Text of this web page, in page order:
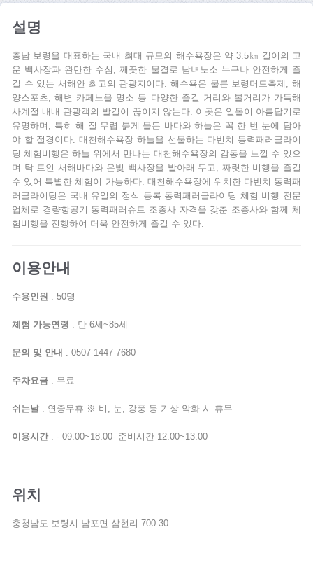
설명
충남 보령을 대표하는 국내 최대 규모의 해수욕장은 약 3.5㎞ 길이의 고
운 백사장과 완만한 수심, 깨끗한 물결로 남녀노소 누구나 안전하게 즐
길 수 있는 서해안 최고의 관광지이다. 해수욕은 물론 보령머드축제, 해
양스포츠, 해변 카페노을 명소 등 다양한 즐길 거리와 볼거리가 가득해
사계절 내내 관광객의 발길이 끊이지 않는다. 이곳은 일몰이 아름답기로
유명하며, 특히 해 질 무렵 붉게 물든 바다와 하늘은 꼭 한 번 눈에 담아
야 할 절경이다. 대천해수욕장 하늘을 선물하는 다빈치 동력패러글라이
딩 체험비행은 하늘 위에서 만나는 대천해수욕장의 감동을 느낄 수 있으
며 탁 트인 서해바다와 은빛 백사장을 발아래 두고, 짜릿한 비행을 즐길
수 있어 특별한 체험이 가능하다. 대천해수욕장에 위치한 다빈치 동력패
러글라이딩은 국내 유일의 정식 등록 동력패러글라이딩 체험 비행 전문
업체로 경량항공기 동력패러슈트 조종사 자격을 갖춘 조종사와 함께 체
험비행을 진행하여 더욱 안전하게 즐길 수 있다.
이용안내
수용인원 : 50명
체험 가능연령 : 만 6세~85세
문의 및 안내 : 0507-1447-7680
주차요금 : 무료
쉬는날 : 연중무휴 ※ 비, 눈, 강풍 등 기상 악화 시 휴무
이용시간 : - 09:00~18:00- 준비시간 12:00~13:00
위치
충청남도 보령시 남포면 삼현리 700-30